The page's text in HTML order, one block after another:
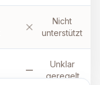
Nicht
unterstützt
Unklar
geregelt